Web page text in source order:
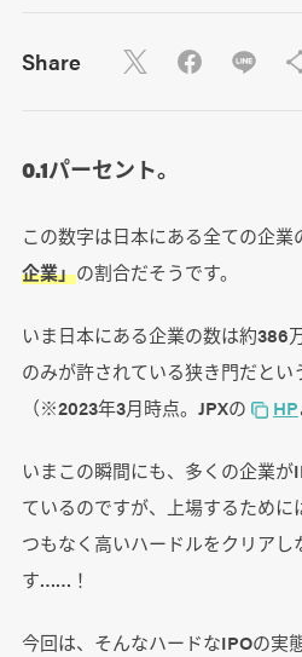
Share
0.1パーセント。
この数字は日本にある全ての企業
企業」の割合だそうです。
いま日本にある企業の数は約386
のみが許されている狭き門だと
（※2023年3月時点。JPXの
HP
いまこの瞬間にも、多くの企業
ているのですが、上場するために
つもなく高いハードルをクリア
す……！
今回は、そんなハードなIPOの実